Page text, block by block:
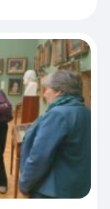
«Юный